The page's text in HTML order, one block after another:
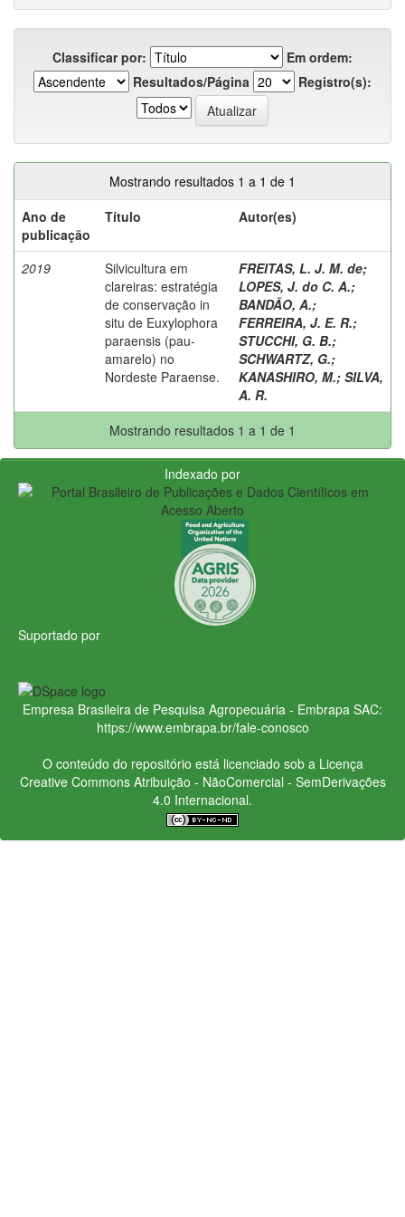
Classificar por:
Em ordem:
Resultados/Página
Registro(s):
Mostrando resultados 1 a 1 de 1
Ano de
publicação
Título Autor(es)
2019
Silvicultura em
clareiras: estratégia
de conservação in
situ de Euxylophora
paraensis (pau-
amarelo) no
Nordeste Paraense.
FREITAS, L. J. M. de;
LOPES, J. do C. A.;
BANDÃO, A.;
FERREIRA, J. E. R.;
STUCCHI, G. B.;
SCHWARTZ, G.;
KANASHIRO, M.; SILVA,
A. R.
Mostrando resultados 1 a 1 de 1
Indexado por
Suportado por
Empresa Brasileira de Pesquisa Agropecuária - Embrapa SAC:
https://www.embrapa.br/fale-conosco
O conteúdo do repositório está licenciado sob a Licença
Creative CommonsAtribuição - NãoComercial - SemDerivações
4.0 Internacional.